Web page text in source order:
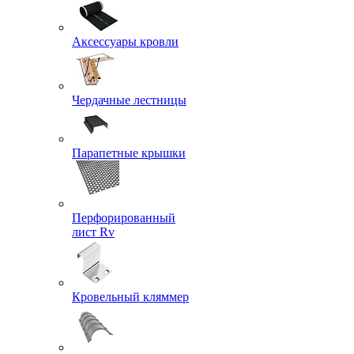
Аксессуары кровли
Чердачные лестницы
Парапетные крышки
Перфорированный
лист Rv
Кровельный кляммер